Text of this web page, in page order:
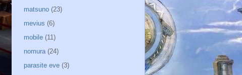
matsuno (23)
mevius (6)
mobile (11)
nomura (24)
parasite eve (3)